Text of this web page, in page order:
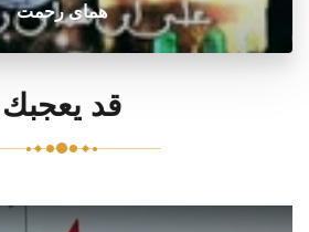
هماى رحمت
قد يعجبك